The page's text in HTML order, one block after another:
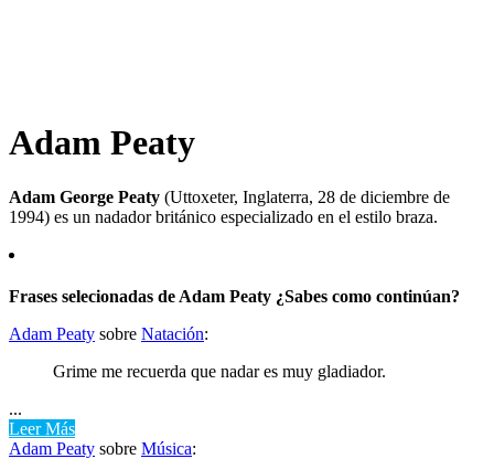
Adam Peaty
Adam George Peaty (Uttoxeter, Inglaterra, 28 de diciembre de
1994) es un nadador británico especializado en el estilo braza.
Frases selecionadas de Adam Peaty ¿Sabes como continúan?
Adam Peaty sobre Natación:
Grime me recuerda que nadar es muy gladiador.
...
Leer Más
Adam Peaty sobre Música: